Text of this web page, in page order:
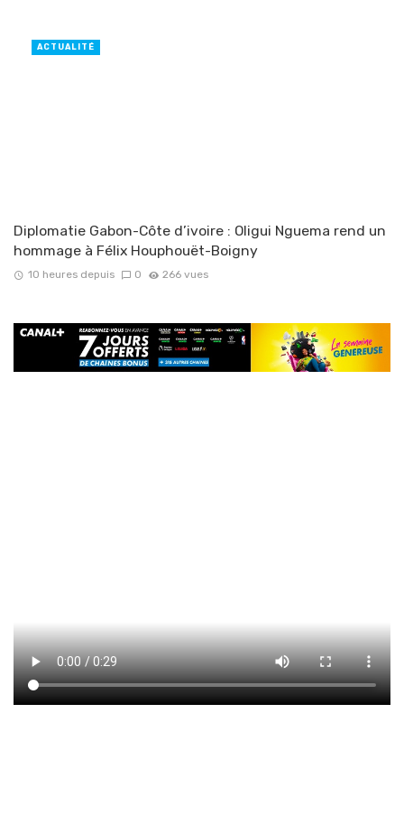
Diplomatie Gabon-Côte d’ivoire : Oligui Nguema rend un
hommage à Félix Houphouët-Boigny
10 heures depuis 0 266 vues
ACTUALITÉ